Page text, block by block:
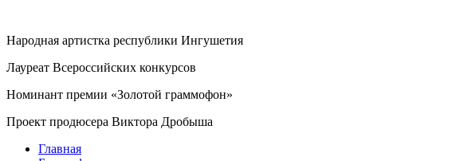
Народная артистка республики Ингушетия
Лауреат Всероссийских конкурсов
Номинант премии «Золотой граммофон»
Проект продюсера Виктора Дробыша
Главная